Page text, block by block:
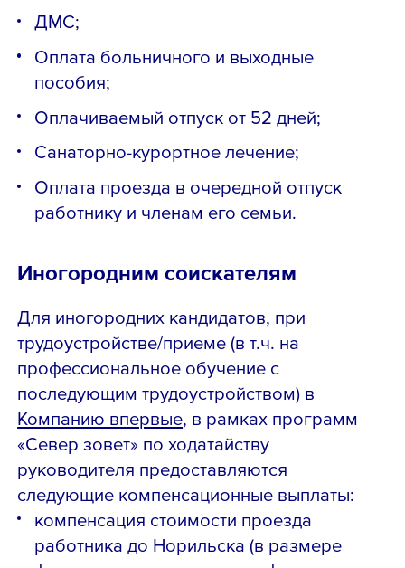
ДМС;
Оплата больничного и выходные
пособия;
Оплачиваемый отпуск от 52 дней;
Cанаторно-курортное лечение;
Оплата проезда в очередной отпуск
работнику и членам его семьи.
Иногородним соискателям
Для иногородних кандидатов, при
трудоустройстве/приеме (в т.ч. на
профессиональное обучение с
последующим трудоустройством) в
Компанию впервые, в рамках программ
«Север зовет» по ходатайству
руководителя предоставляются
следующие компенсационные выплаты:
компенсация стоимости проезда
работника до Норильска (в размере